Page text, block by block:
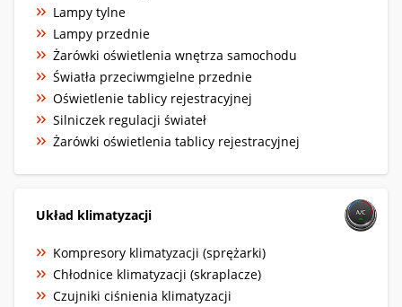
Lampy tylne
Lampy przednie
Żarówki oświetlenia wnętrza samochodu
Światła przeciwmgielne przednie
Oświetlenie tablicy rejestracyjnej
Silniczek regulacji świateł
Żarówki oświetlenia tablicy rejestracyjnej
Układ klimatyzacji
Kompresory klimatyzacji (sprężarki)
Chłodnice klimatyzacji (skraplacze)
Czujniki ciśnienia klimatyzacji